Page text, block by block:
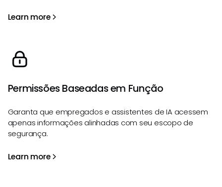
Learn more
Permissões Baseadas em Função
Garanta que empregados e assistentes de IA acessem
apenas informações alinhadas com seu escopo de
segurança.
Learn more